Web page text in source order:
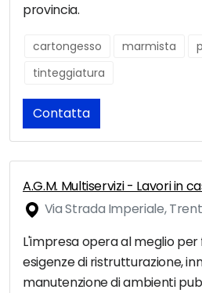
provincia.
cartongesso marmista
tinteggiatura
Contatta
A.G.M. Multiservizi - Lavori in
Via Strada Imperiale,
L'impresa opera al meglio
esigenze di ristrutturazione,
manutenzione di ambienti